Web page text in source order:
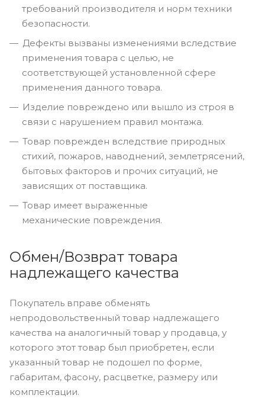
требований производителя и норм техники
безопасности.
Дефекты вызваны изменениями вследствие
применения товара с целью, не
соответствующей установленной сфере
применения данного товара.
Изделие повреждено или вышло из строя в
связи с нарушением правил монтажа.
Товар поврежден вследствие природных
стихий, пожаров, наводнений, землетрясений,
бытовых факторов и прочих ситуаций, не
зависящих от поставщика.
Товар имеет выраженные
механические повреждения.
Обмен/Возврат товара
надлежащего качества
Покупатель вправе обменять
непродовольственный товар надлежащего
качества на аналогичный товар у продавца, у
которого этот товар был приобретен, если
указанный товар не подошел по форме,
габаритам, фасону, расцветке, размеру или
комплектации.